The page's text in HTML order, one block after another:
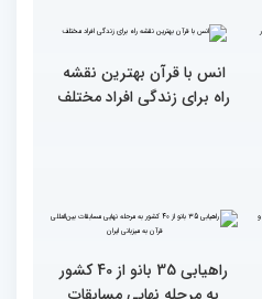
رقابت بخش بانوان چهلمین
قرآن کریم (بخش اول)
ارتباط دارد